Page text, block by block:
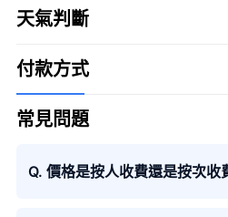
SGC佐賀航空有限公司
天氣判斷
付款方式
常見問題
Q. 價格是按人收費還是按次收